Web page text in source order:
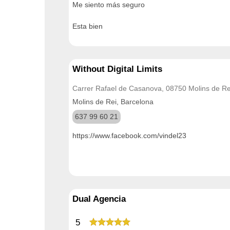
Me siento más seguro
Esta bien
Without Digital Limits
Carrer Rafael de Casanova, 08750 Molins de
Molins de Rei, Barcelona
637 99 60 21
https://www.facebook.com/vindel23
Dual Agencia
5